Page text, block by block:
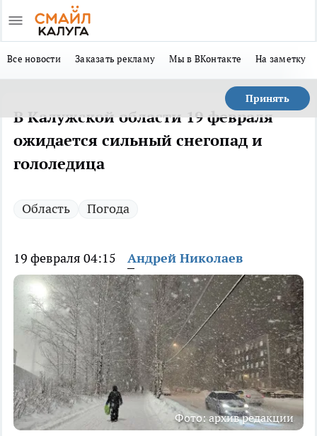
Все новости Заказать рекламу Мы в ВКонтакте На заметку
Принять
В Калужской области 19 февраля
ожидается сильный снегопад и
гололедица
Область Погода
19 февраля 04:15 Андрей Николаев
Фото: архив редакции